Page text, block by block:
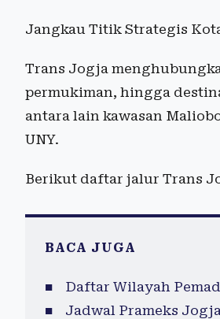
Jangkau Titik Strategis
Trans Jogja
permukiman, hingga
antara lain kawasan
UNY.
Berikut daftar jalur Trans
BACA JUGA
Daftar Wilayah
Jadwal Prameks